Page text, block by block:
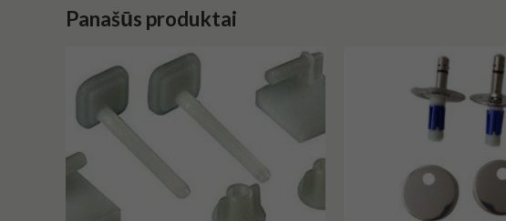
Panašūs produktai